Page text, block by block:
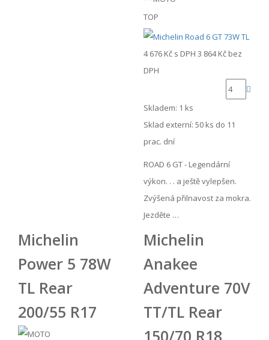
TOP
4 676 Kč s DPH 3 864 Kč bez
DPH
Skladem: 1 ks
Sklad externí: 50 ks do 11
prac. dní
ROAD 6 GT - Legendární
výkon. . . a ještě vylepšen.
Zvýšená přilnavost za mokra.
Jezděte …
Michelin
Power 5 78W
TL Rear
200/55 R17
Michelin
Anakee
Adventure 70V
TT/TL Rear
150/70 R18